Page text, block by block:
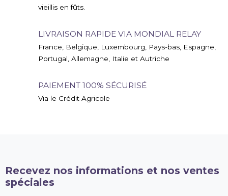
vieillis en fûts.
LIVRAISON RAPIDE VIA MONDIAL RELAY
France, Belgique, Luxembourg, Pays-bas, Espagne,
Portugal, Allemagne, Italie et Autriche
PAIEMENT 100% SÉCURISÉ
Via le Crédit Agricole
Recevez nos informations et nos ventes
spéciales